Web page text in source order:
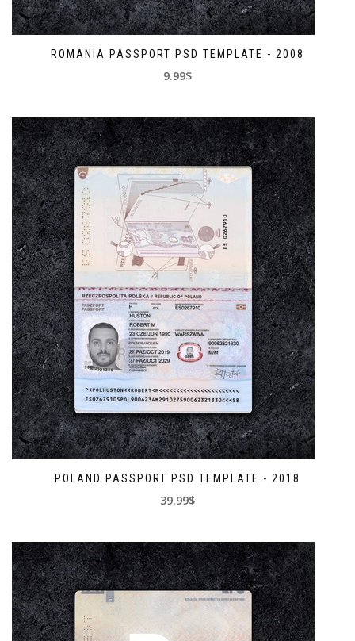
ROMANIA PASSPORT PSD TEMPLATE - 2008
9.99$
POLAND PASSPORT PSD TEMPLATE - 2018
39.99$